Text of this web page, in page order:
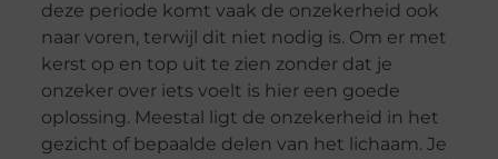
deze periode komt vaak de onzekerheid ook
naar voren, terwijl dit niet nodig is. Om er met
kerst op en top uit te zien zonder dat je
onzeker over iets voelt is hier een goede
oplossing. Meestal ligt de onzekerheid in het
gezicht of bepaalde delen van het lichaam. Je